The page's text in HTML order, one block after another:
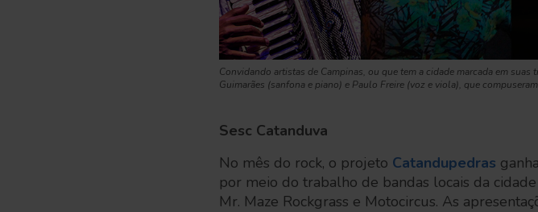
Convidando artistas de Campinas, ou que tem a cidade marcada em
Guimarães (sanfona e piano) e Paulo Freire (voz e viola), que compuseram
Sesc Catanduva
No mês do rock, o projeto Catandupedras
por meio do trabalho de bandas locais da
Mr. Maze Rockgrass e Motocircus. As